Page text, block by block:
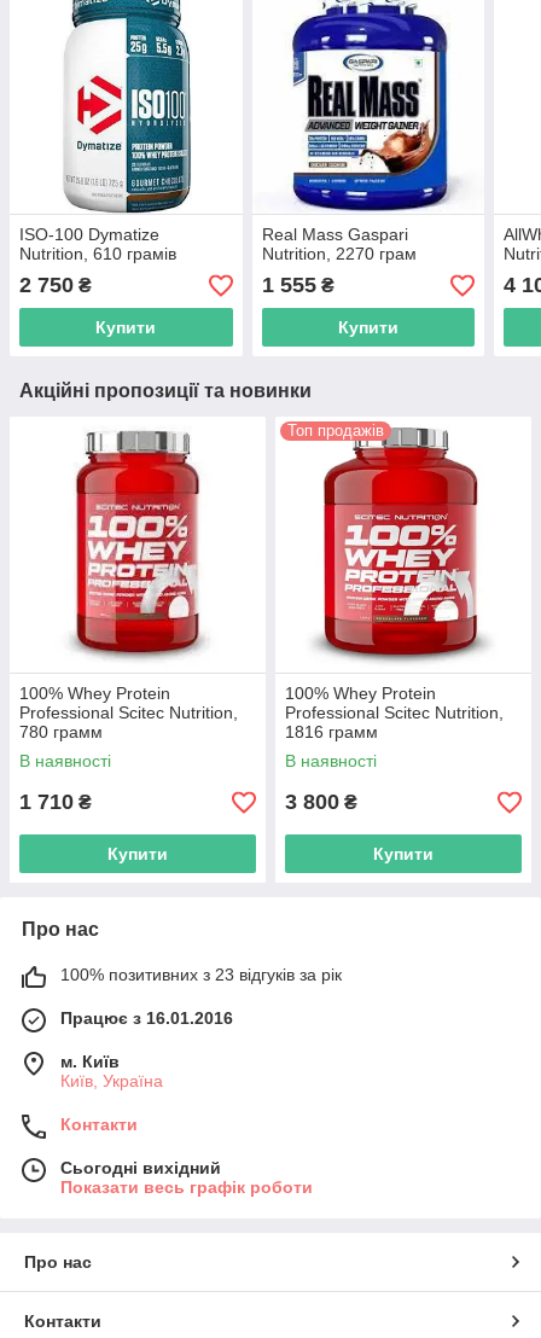
ISO-100 Dymatize
Nutrition, 610 грамів
2 750 ₴
Купити
Real Mass Gaspari
Nutrition, 2270 грам
1 555₴
Купити
4
Акційні пропозиції та новинки
100% Whey Protein
Professional Scitec Nutrition,
780 грамм
В наявності
1 710 ₴
Купити
Топ продажів
100% Whey Protein
Professional Scitec Nutrition,
1816 грамм
В наявності
3 800 ₴
Купити
Про нас
100% позитивних з 23 відгуків за рік
Працює з 16.01.2016
м. Київ
Київ, Україна
Контакти
Сьогодні вихідний
Показати весь графік роботи
Про нас
Контакти